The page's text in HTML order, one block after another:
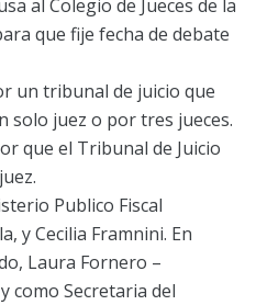
al Colegio de Jueces de la
que fije fecha de debate
un tribunal de juicio que
solo juez o por tres jueces.
que el Tribunal de Juicio
Publico Fiscal
y Cecilia Framnini. En
Laura Fornero –
como Secretaria del